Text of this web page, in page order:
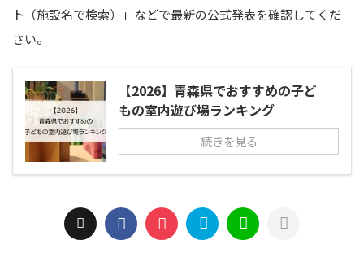
ト（施設名で検索）」などで最新の公式発表を確認してくだ
さい。
【2026】青森県でおすすめの子ど
もの室内遊び場ランキング
続きを見る